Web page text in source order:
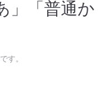
」「普通か
す。